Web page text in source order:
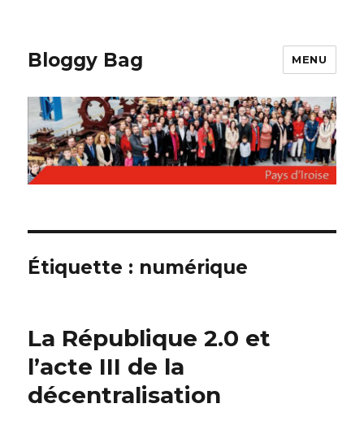
Bloggy Bag MENU
Étiquette : numérique
La République 2.0 et
l’acte III de la
décentralisation